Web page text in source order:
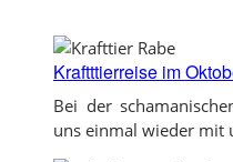
Kraftttierreise im
Bei der
uns einmal wieder mit